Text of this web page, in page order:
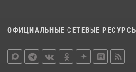
ОФИЦИАЛЬНЫЕ СЕТЕВЫЕ РЕСУРСЫ